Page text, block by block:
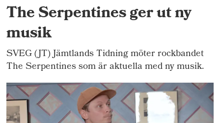
The Serpentines ger ut ny
musik
SVEG (JT) Jämtlands Tidning möter rockbandet
The Serpentines som är aktuella med ny musik.